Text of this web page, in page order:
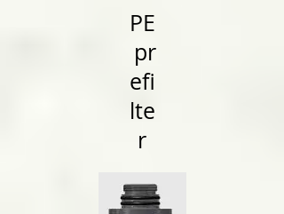
PE
pr
efi
lte
r